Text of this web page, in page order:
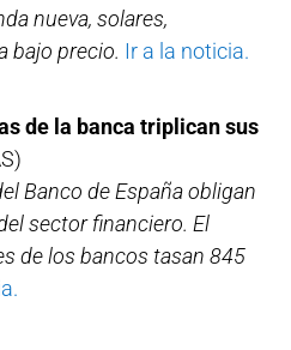
nueva, solares,
bajo precio. Ir a la noticia.
de la banca triplican sus
Banco de España obligan
sector financiero. El
de los bancos tasan 845